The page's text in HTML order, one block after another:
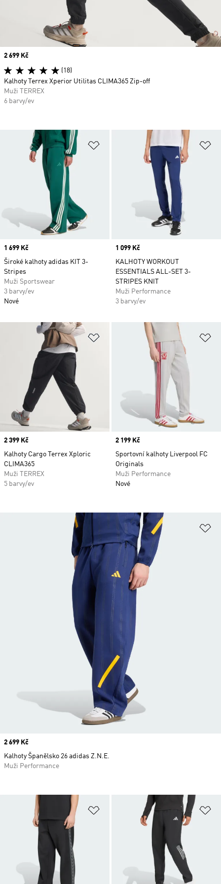
Přidat do seznamu přání
Price
1 699 Kč
Široké kalhoty adidas KIT 3-
Stripes
Muži Sportswear
3 barvy/ev
Nové
Price
1 099 Kč
KALHOTY WORKOUT
ESSENTIALS ALL-SET 3-
STRIPES KNIT
Muži Performance
3 barvy/ev
Přidat do seznamu přání
Price
2 399 Kč
Kalhoty Cargo Terrex Xploric
CLIMA365
Muži TERREX
5 barvy/ev
Price
2 199 Kč
Sportovní kalhoty Liverpool FC
Originals
Muži Performance
Nové
Přidat do seznamu přání
Price
2 699 Kč
(18)
Kalhoty Terrex Xperior Utilitas CLIMA365 Zip-off
Muži TERREX
6 barvy/ev
Price
2 699 Kč
Kalhoty Španělsko 26 adidas Z.N.E.
Muži Performance